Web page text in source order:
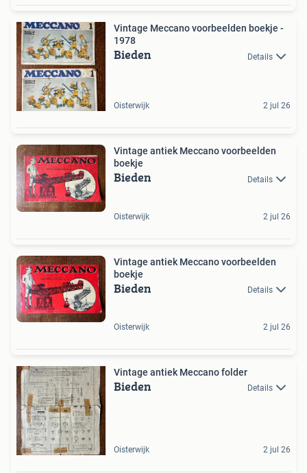
Vintage Meccano voorbeelden boekje -
1978
Bieden Details
Oisterwijk 2 jul 26
Vintage antiek Meccano voorbeelden
boekje
Bieden Details
Oisterwijk 2 jul 26
Vintage antiek Meccano voorbeelden
boekje
Bieden Details
Oisterwijk 2 jul 26
Vintage antiek Meccano folder
Bieden Details
Oisterwijk 2 jul 26